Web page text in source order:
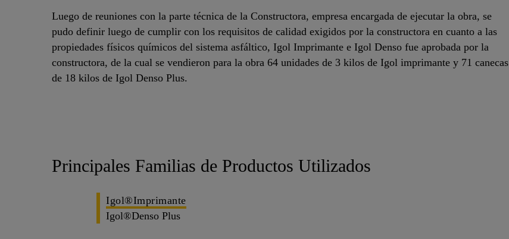
Luego de reuniones con la parte técnica de la Constructora, empresa encargada de ejecutar la obra, se
pudo definir luego de cumplir con los requisitos de calidad exigidos por la constructora en cuanto a las
propiedades físicos químicos del sistema asfáltico, Igol Imprimante e Igol Denso fue aprobada por la
constructora, de la cual se vendieron para la obra 64 unidades de 3 kilos de Igol imprimante y 71 canecas
de 18 kilos de Igol Denso Plus.
Principales Familias de Productos Utilizados
Igol®Imprimante
Igol®Denso Plus